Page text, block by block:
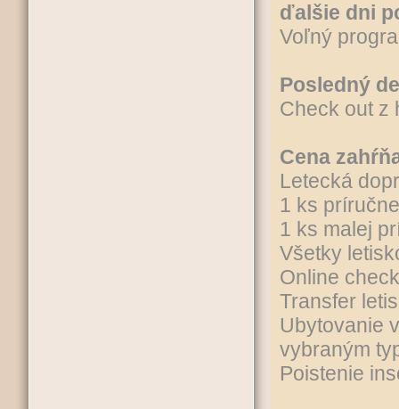
ďalšie dni
Voľný
Posledný
Check out z
Cena
Letecká
1 ks
1 ks malej
Všetky
Online
Transfer
Ubytovanie
vybraným
Poistenie